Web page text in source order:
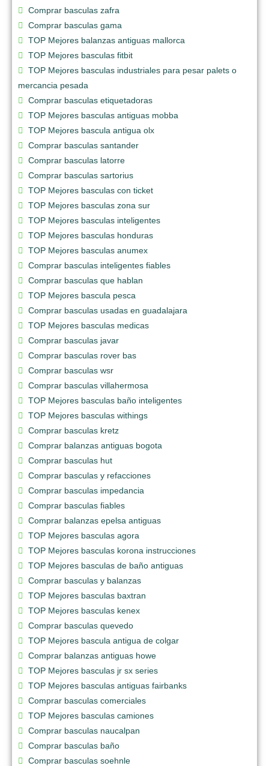
Comprar basculas zafra
Comprar basculas gama
TOP Mejores balanzas antiguas mallorca
TOP Mejores basculas fitbit
TOP Mejores basculas industriales para pesar palets o
mercancia pesada
Comprar basculas etiquetadoras
TOP Mejores basculas antiguas mobba
TOP Mejores bascula antigua olx
Comprar basculas santander
Comprar basculas latorre
Comprar basculas sartorius
TOP Mejores basculas con ticket
TOP Mejores basculas zona sur
TOP Mejores basculas inteligentes
TOP Mejores basculas honduras
TOP Mejores basculas anumex
Comprar basculas inteligentes fiables
Comprar basculas que hablan
TOP Mejores bascula pesca
Comprar basculas usadas en guadalajara
TOP Mejores basculas medicas
Comprar basculas javar
Comprar basculas rover bas
Comprar basculas wsr
Comprar basculas villahermosa
TOP Mejores basculas baño inteligentes
TOP Mejores basculas withings
Comprar basculas kretz
Comprar balanzas antiguas bogota
Comprar basculas hut
Comprar basculas y refacciones
Comprar basculas impedancia
Comprar basculas fiables
Comprar balanzas epelsa antiguas
TOP Mejores basculas agora
TOP Mejores basculas korona instrucciones
TOP Mejores basculas de baño antiguas
Comprar basculas y balanzas
TOP Mejores basculas baxtran
TOP Mejores basculas kenex
Comprar basculas quevedo
TOP Mejores bascula antigua de colgar
Comprar balanzas antiguas howe
TOP Mejores basculas jr sx series
TOP Mejores basculas antiguas fairbanks
Comprar basculas comerciales
TOP Mejores basculas camiones
Comprar basculas naucalpan
Comprar basculas baño
Comprar basculas soehnle